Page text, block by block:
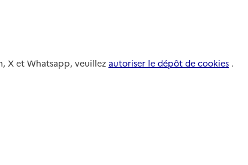
X et Whatsapp, veuillez autoriser le dépôt de cookies .